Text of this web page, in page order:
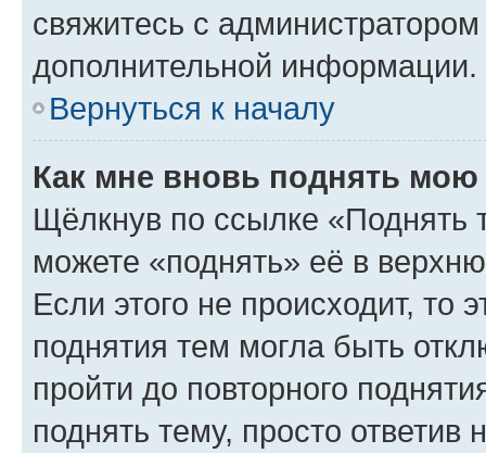
свяжитесь с
дополнительной информации.
Вернуться к началу
Как мне вновь поднять мою
Щёлкнув по ссылке «Поднять
можете «поднять» её в
Если этого не происходит, то
поднятия тем могла быть
пройти до повторного
поднять тему, просто ответив